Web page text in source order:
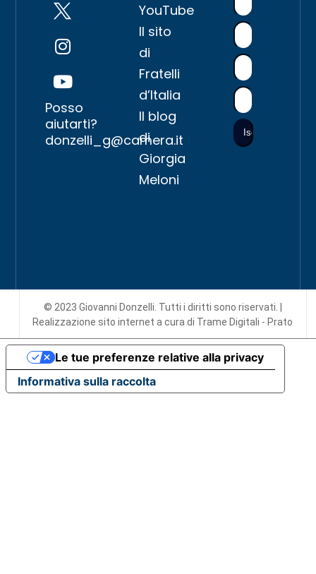
Posso
aiutarti?
donzelli_g@camera.it
YouTube
Il sito
di
Fratelli
d’Italia
Il blog
di
Giorgia
Meloni
© 2023 Giovanni Donzelli. Tutti i diritti sono riservati. |
Realizzazione sito interneta cura di Trame Digitali - Prato
Informativa sulla raccolta
Le tue preferenze relative alla privacy